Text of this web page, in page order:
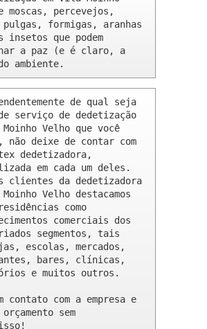
moscas, percevejos,
formigas, aranhas
insetos que podem
a paz (e é claro, a
ambiente.
de qual seja
serviço de dedetização
Velho que você
não deixe de contar com
dedetizadora,
em cada um deles.
clientes da dedetizadora
Velho destacamos
como
comerciais dos
segmentos, tais
escolas, mercados,
bares, clínicas,
e muitos outros.
contato com a empresa e
sem